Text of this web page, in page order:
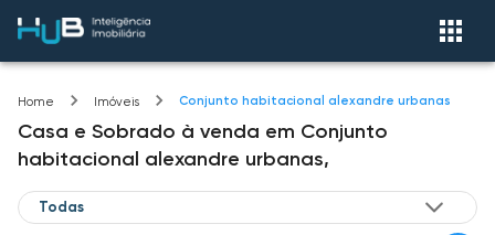
Home Imóveis Conjunto habitacional alexandre urbanas
Casa e Sobrado à venda em Conjunto
habitacional alexandre urbanas,